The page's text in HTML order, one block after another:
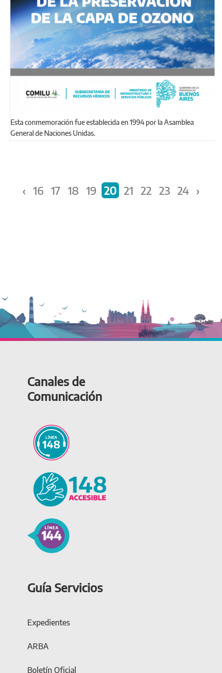
Esta conmemoración fue establecida en 1994 por la Asamblea
General de Naciones Unidas.
‹ 16 17 18 19 20 21 22 23 24 ›
Canales de
Comunicación
Guía Servicios
Expedientes
ARBA
Boletín Oficial